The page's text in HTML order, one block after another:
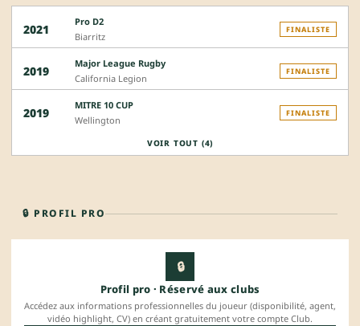
2021
Pro D2
Biarritz
FINALISTE
2019
Major League Rugby
California Legion
FINALISTE
2019
MITRE 10 CUP
Wellington
FINALISTE
VOIR TOUT (4)
🔒 PROFIL PRO
🔒
Profil pro · Réservé aux clubs
Accédez aux informations professionnelles du joueur (disponibilité, agent,
vidéo highlight, CV) en créant gratuitement votre compte Club.